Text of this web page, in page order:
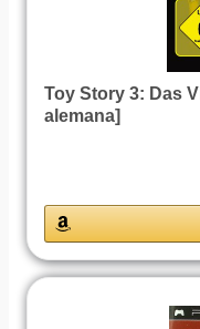
Toy Story 3: Das
alemana]